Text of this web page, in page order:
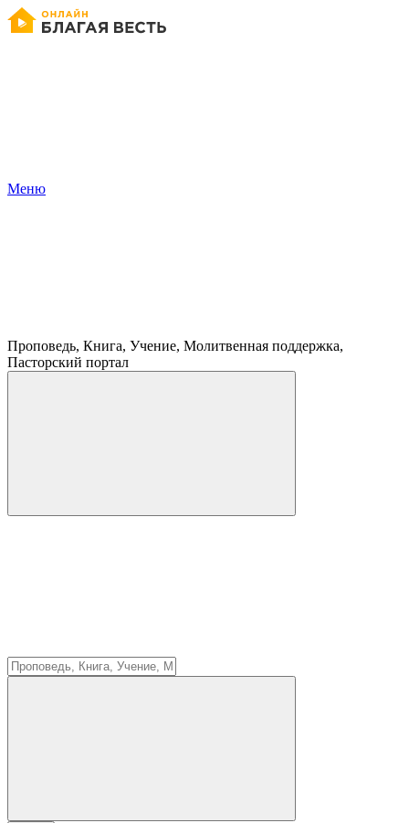
Меню
Проповедь, Книга, Учение, Молитвенная поддержка,
Пасторский портал